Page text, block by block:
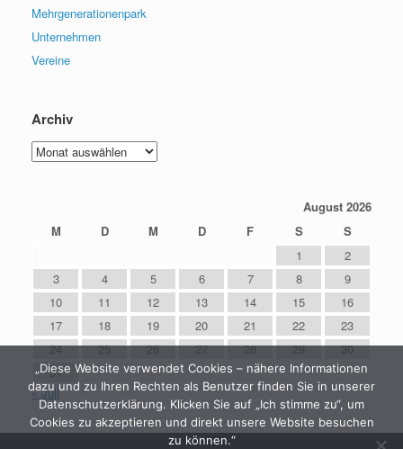
Mehrgenerationenpark
Unternehmen
Vereine
Archiv
Archiv
August 2026
M
D M D F S
S
1
2
3
4 5 6 7 8
9
10
11 12 13 14 15
16
17
18 19 20 21 22
23
24
25 26 27 28 29
30
31
« Juli
„Diese Website verwendet Cookies – nähere Informationen
dazu und zu Ihren Rechten als Benutzer finden Sie in unserer
Datenschutzerklärung. Klicken Sie auf „Ich stimme zu“, um
Cookies zu akzeptieren und direkt unsere Website besuchen
zu können.“